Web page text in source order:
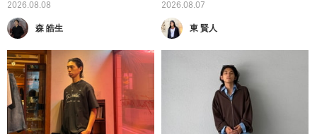
2026.08.08
森 皓生
2026.08.07
東 賢人